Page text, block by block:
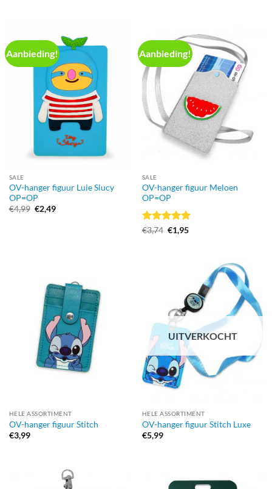
Aanbieding!
SALE
OV-hanger figuur Luie Slucy
OP=OP
€4,99 Oorspronkelijke
prijs
€2,49Huidige
Aanbieding!
SALE
OV-hanger figuur Meloen
OP=OP
Gewaardeerd
€3,74 Oorspronkelijke
prijs
€1,95Huidige
HELE ASSORTIMENT
OV-hanger figuur Stitch
€3,99
UITVERKOCHT
HELE ASSORTIMENT
OV-hanger figuur Stitch Luxe
€5,99